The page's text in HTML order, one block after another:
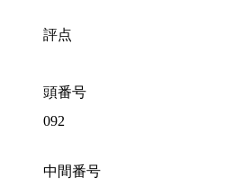
評点
頭番号
092
中間番号